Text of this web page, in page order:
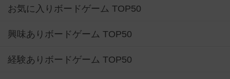
お気に入りボードゲーム TOP50
興味ありボードゲーム TOP50
経験ありボードゲーム TOP50